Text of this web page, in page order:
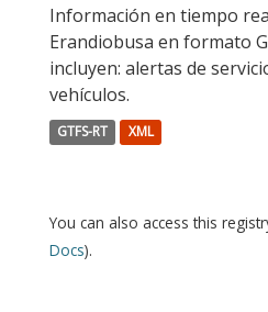
Información en tiempo
Erandiobusa en formato
incluyen: alertas de
vehículos.
GTFS-RT XML
You can also access this
Docs).